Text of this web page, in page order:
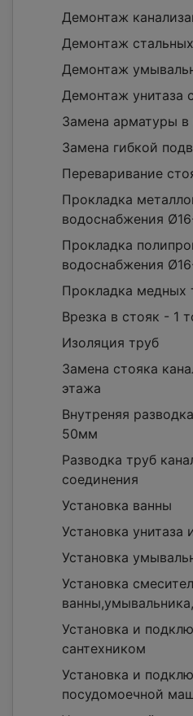
Демонтаж
Демонтаж
Демонтаж
Демонтаж унитаза
Замена арматуры в
Замена гибкой
Переваривание
Прокладка
водоснабжения
Прокладка
водоснабжения
Прокладка медных
Врезка в стояк - 1
Изоляция труб
Замена стояка
этажа
Внутреняя
50мм
Разводка труб
соединения
Установка ванны
Установка унитаза
Установка
Установка
Установка и
сантехником
Установка и
посудомоечной